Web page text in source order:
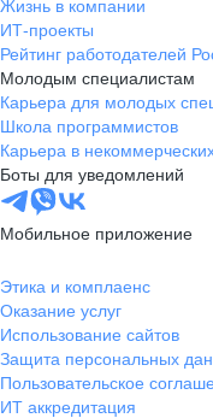
Жизнь в компании
ИТ-проекты
Рейтинг работодателей
Молодым специалистам
Карьера для молодых
Школа программистов
Карьера в
Боты для уведомлений
Мобильное приложение
Этика и комплаенс
Оказание услуг
Использование сайтов
Защита персональных
Пользовательское
ИТ аккредитация